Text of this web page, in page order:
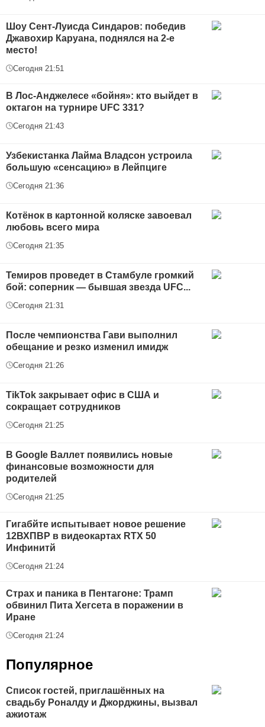
Шоу Сент-Луисда Синдаров: победив
Джавохир Каруана, поднялся на 2-е
место!
Сегодня 21:51
В Лос-Анджелесе «бойня»: кто выйдет в
октагон на турнире UFC 331?
Сегодня 21:43
Узбекистанка Лайма Владсон устроила
большую «сенсацию» в Лейпциге
Сегодня 21:36
Котёнок в картонной коляске завоевал
любовь всего мира
Сегодня 21:35
Темиров проведет в Стамбуле громкий
бой: соперник — бывшая звезда UFC...
Сегодня 21:31
После чемпионства Гави выполнил
обещание и резко изменил имидж
Сегодня 21:26
TikTok закрывает офис в США и
сокращает сотрудников
Сегодня 21:25
В Google Валлет появились новые
финансовые возможности для
родителей
Сегодня 21:25
Гигабйте испытывает новое решение
12ВХПВР в видеокартах RTX 50
Инфинитй
Сегодня 21:24
Страх и паника в Пентагоне: Трамп
обвинил Пита Хегсета в поражении в
Иране
Сегодня 21:24
Популярное
Список гостей, приглашённых на
свадьбу Роналду и Джорджины, вызвал
ажиотаж